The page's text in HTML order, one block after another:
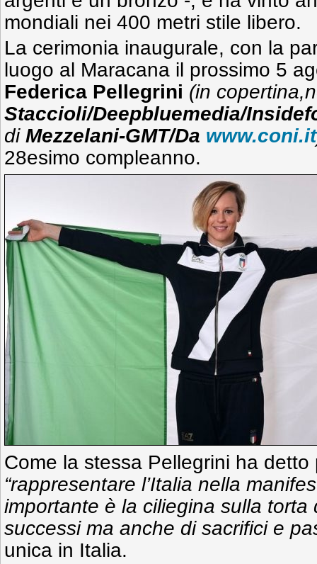
mondiali nei 400 metri stile libero.
La cerimonia inaugurale, con la
luogo al Maracana il prossimo 5
Federica Pellegrini (in
Staccioli/Deepbluemedia/
di Mezzelani-GMT/Da www.coni.it
28esimo compleanno.
Come la stessa Pellegrini ha detto
“rappresentare l’Italia nella
importante è la ciliegina sulla torta
successi ma anche di sacrifici e
unica in Italia.